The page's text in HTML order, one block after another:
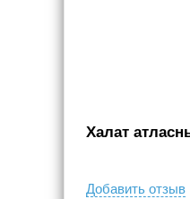
Халат
Добавить отзыв